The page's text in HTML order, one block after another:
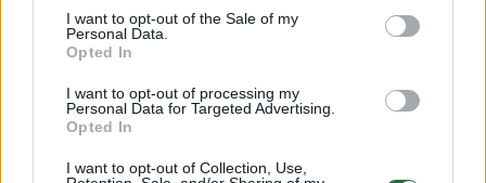
I want to opt-out of the Sale of my
Personal Data.
Opted In
I want to opt-out of processing my
Personal Data for Targeted Advertising.
Opted In
I want to opt-out of Collection, Use,